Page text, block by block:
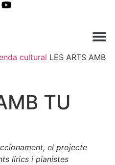
cultural LES ARTS AMB
TU
el projecte
lírics i pianistes